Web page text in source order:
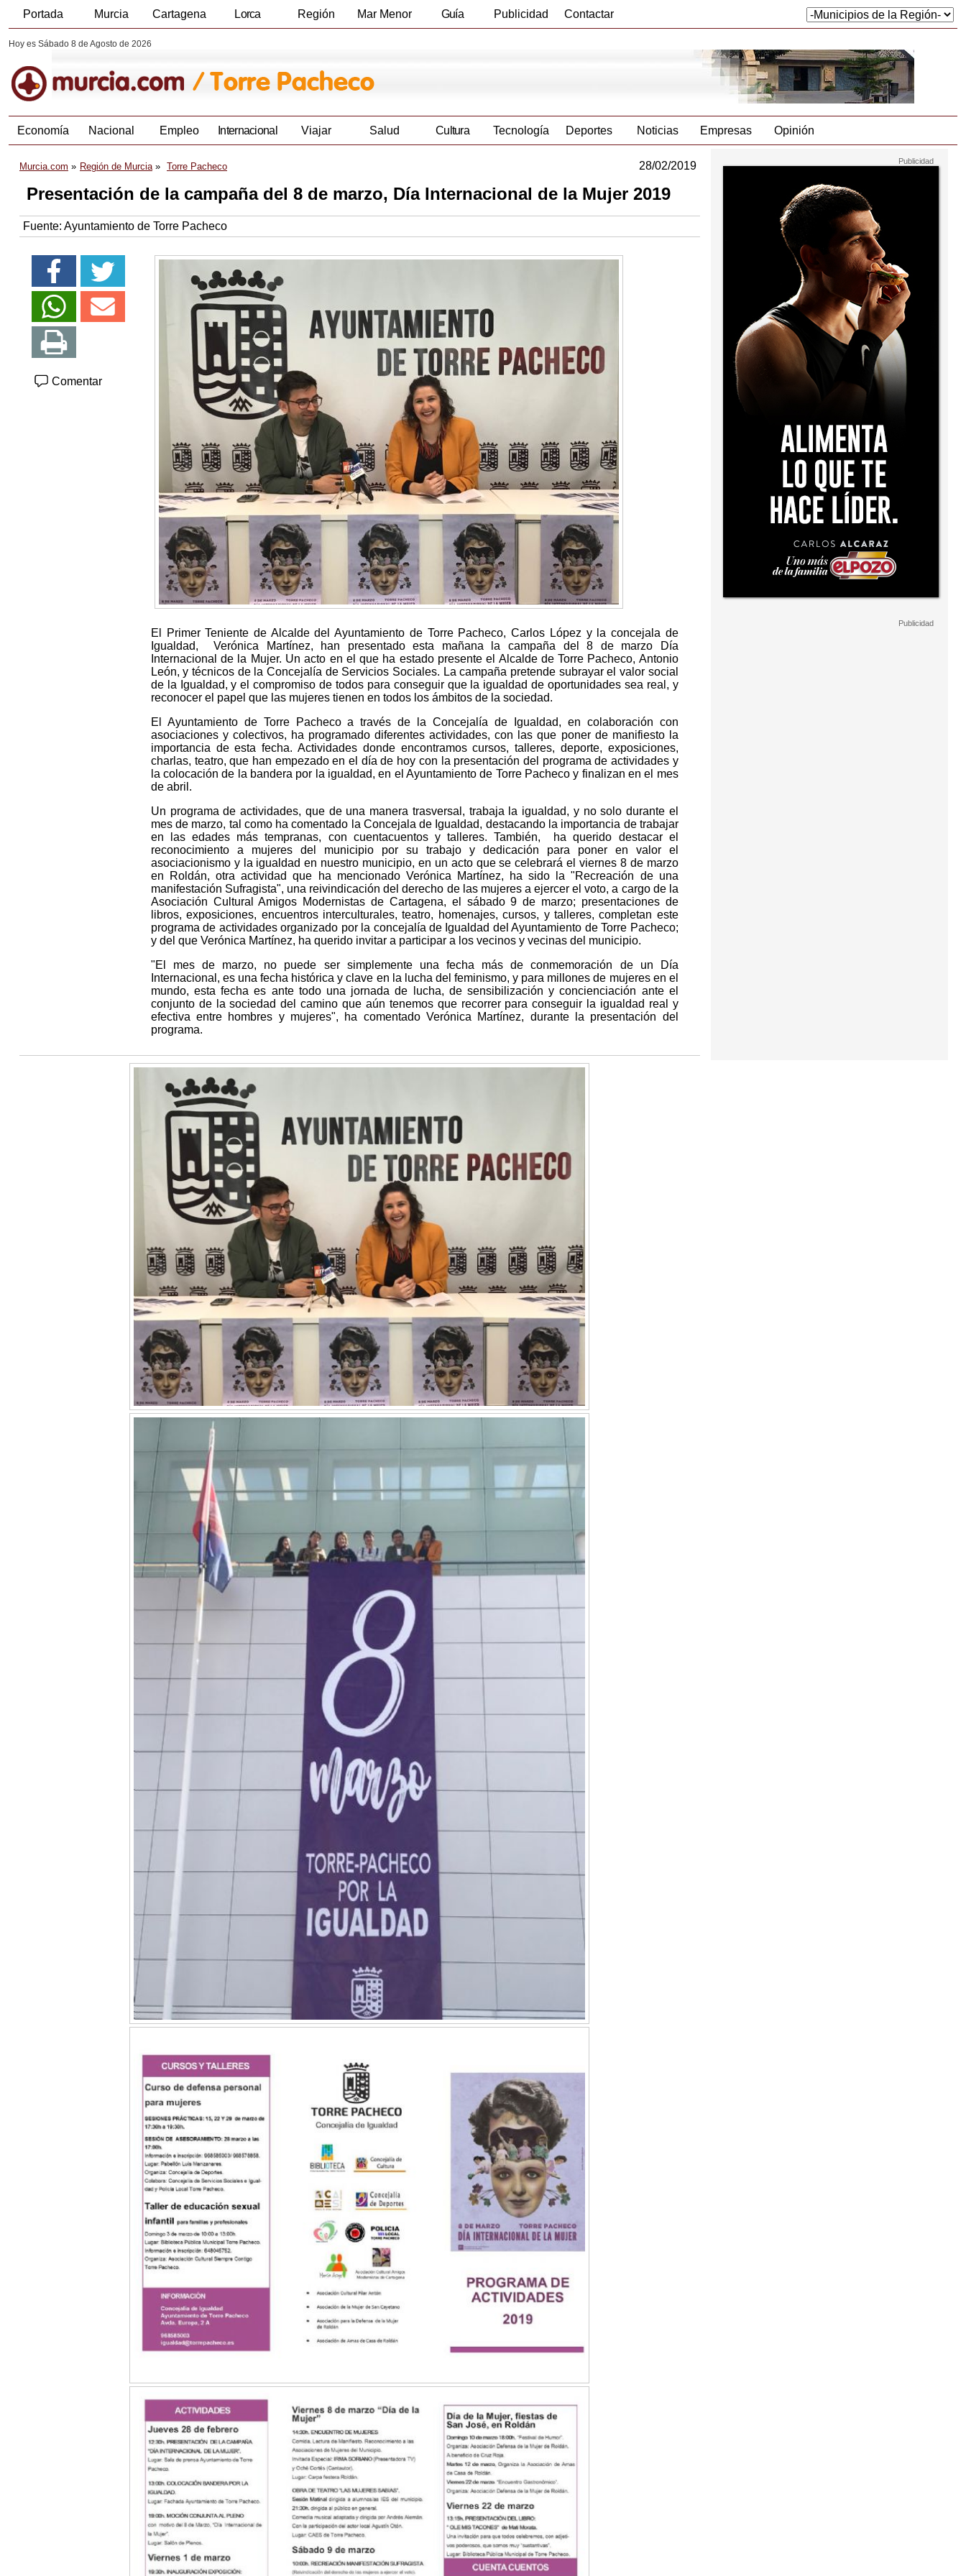
Portada Murcia Cartagena Lorca Región Mar Menor Guía Publicidad Contactar
Hoy es Sábado 8 de Agosto de 2026
Economía Nacional Empleo Internacional Viajar Salud Cultura Tecnología Deportes Noticias Empresas Opinión
Murcia.com Región de Murcia Torre Pacheco 28/02/2019
Presentación de la campaña del 8 de marzo, Día Internacional de la Mujer 2019
Fuente: Ayuntamiento de Torre Pacheco
Comentar
El Primer Teniente de Alcalde del Ayuntamiento de Torre Pacheco, Carlos López y la concejala de
Igualdad, Verónica Martínez, han presentado esta mañana la campaña del 8 de marzo Día
Internacional de la Mujer. Un acto en el que ha estado presente el Alcalde de Torre Pacheco, Antonio
León, y técnicos de la Concejalía de Servicios Sociales. La campaña pretende subrayar el valor social
de la Igualdad, y el compromiso de todos para conseguir que la igualdad de oportunidades sea real, y
reconocer el papel que las mujeres tienen en todos los ámbitos de la sociedad.
El Ayuntamiento de Torre Pacheco a través de la Concejalía de Igualdad, en colaboración con
asociaciones y colectivos, ha programado diferentes actividades, con las que poner de manifiesto la
importancia de esta fecha. Actividades donde encontramos cursos, talleres, deporte, exposiciones,
charlas, teatro, que han empezado en el día de hoy con la presentación del programa de actividades y
la colocación de la bandera por la igualdad, en el Ayuntamiento de Torre Pacheco y finalizan en el mes
de abril.
Un programa de actividades, que de una manera trasversal, trabaja la igualdad, y no solo durante el
mes de marzo, tal como ha comentado la Concejala de Igualdad, destacando la importancia de trabajar
en las edades más tempranas, con cuentacuentos y talleres. También, ha querido destacar el
reconocimiento a mujeres del municipio por su trabajo y dedicación para poner en valor el
asociacionismo y la igualdad en nuestro municipio, en un acto que se celebrará el viernes 8 de marzo
en Roldán, otra actividad que ha mencionado Verónica Martínez, ha sido la "Recreación de una
manifestación Sufragista", una reivindicación del derecho de las mujeres a ejercer el voto, a cargo de la
Asociación Cultural Amigos Modernistas de Cartagena, el sábado 9 de marzo; presentaciones de
libros, exposiciones, encuentros interculturales, teatro, homenajes, cursos, y talleres, completan este
programa de actividades organizado por la concejalía de Igualdad del Ayuntamiento de Torre Pacheco;
y del que Verónica Martínez, ha querido invitar a participar a los vecinos y vecinas del municipio.
"El mes de marzo, no puede ser simplemente una fecha más de conmemoración de un Día
Internacional, es una fecha histórica y clave en la lucha del feminismo, y para millones de mujeres en el
mundo, esta fecha es ante todo una jornada de lucha, de sensibilización y concienciación ante el
conjunto de la sociedad del camino que aún tenemos que recorrer para conseguir la igualdad real y
efectiva entre hombres y mujeres", ha comentado Verónica Martínez, durante la presentación del
programa.